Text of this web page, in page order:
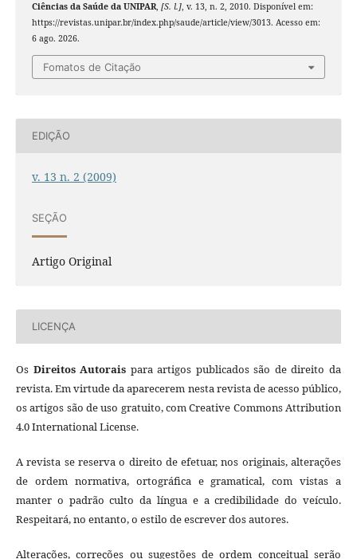
Ciências da Saúde da UNIPAR, [S. l.], v. 13, n. 2, 2010. Disponível em:
https://revistas.unipar.br/index.php/saude/article/view/3013. Acesso em:
6 ago. 2026.
Fomatos de Citação
EDIÇÃO
v. 13 n. 2 (2009)
SEÇÃO
Artigo Original
LICENÇA
Os Direitos Autorais para artigos publicados são de direito da
revista. Em virtude da aparecerem nesta revista de acesso público,
os artigos são de uso gratuito, com Creative Commons Attribution
4.0 International License.
A revista se reserva o direito de efetuar, nos originais, alterações
de ordem normativa, ortográfica e gramatical, com vistas a
manter o padrão culto da língua e a credibilidade do veículo.
Respeitará, no entanto, o estilo de escrever dos autores.
Alterações, correções ou sugestões de ordem conceitual serão